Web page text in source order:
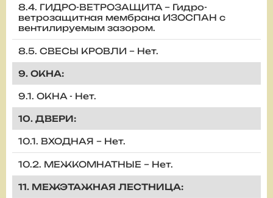
8.4. ГИДРО-ВЕТРОЗАЩИТА – Гидро-
ветрозащитная мембрана ИЗОСПАН с
вентилируемым зазором.
8.5. СВЕСЫ КРОВЛИ – Нет.
9. ОКНА:
9.1. ОКНА - Нет.
10. ДВЕРИ:
10.1. ВХОДНАЯ – Нет.
10.2. МЕЖКОМНАТНЫЕ – Нет.
11. МЕЖЭТАЖНАЯ ЛЕСТНИЦА: